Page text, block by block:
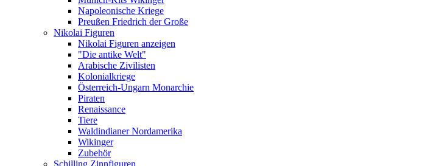
Napoleonische Kriege
Preußen Friedrich der Große
Nikolai Figuren
Nikolai Figuren anzeigen
"Die antike Welt"
Arabische Zivilisten
Kolonialkriege
Österreich-Ungarn Monarchie
Piraten
Renaissance
Tiere
Waldindianer Nordamerika
Wikinger
Zubehör
Schilling Zinnfiguren